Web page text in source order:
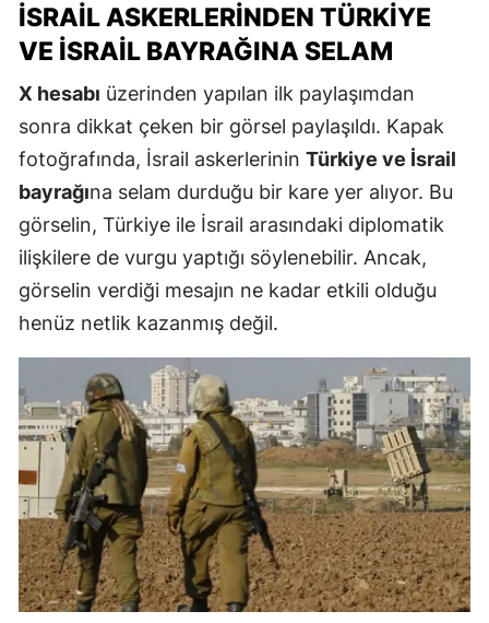
İSRAIL ASKERLERINDEN TÜRKIYE
VE İSRAIL BAYRAĞINA SELAM
X hesabı üzerinden yapılan ilk paylaşımdan
sonra dikkat çeken bir görsel paylaşıldı. Kapak
fotoğrafında, İsrail askerlerinin Türkiye ve İsrail
bayrağına selam durduğu bir kare yer alıyor. Bu
görselin, Türkiye ile İsrail arasındaki diplomatik
ilişkilere de vurgu yaptığı söylenebilir. Ancak,
görselin verdiği mesajın ne kadar etkili olduğu
henüz netlik kazanmış değil.